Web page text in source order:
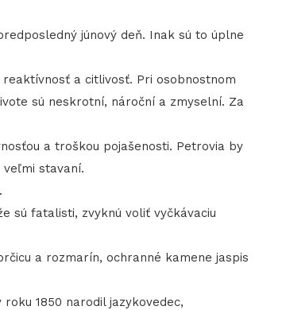
júnový deň. Inak sú to úplne
a citlivosť. Pri osobnostnom
sú neskrotní, nároční a zmyselní. Za
a troškou pojašenosti. Petrovia by
stavaní.
sú fatalisti, zvyknú voliť vyčkávaciu
a rozmarín, ochranné kamene jaspis
1850 narodil jazykovedec,